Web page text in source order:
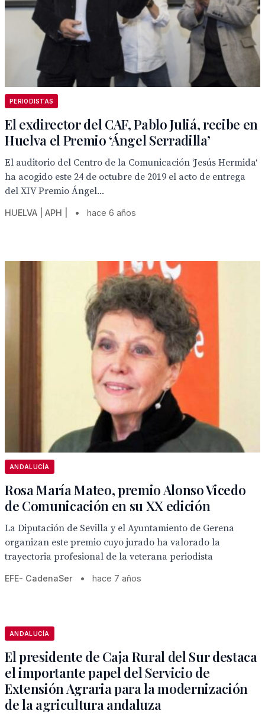
PERIODISTAS
El exdirector del CAF, Pablo Juliá, recibe en
Huelva el Premio ‘Ángel Serradilla’
El auditorio del Centro de la Comunicación ‘Jesús Hermida‘
ha acogido este 24 de octubre de 2019 el acto de entrega
del XIV Premio Ángel...
HUELVA | APH | • hace 6 años
ANDALUCÍA
Rosa María Mateo, premio Alonso Vicedo
de Comunicación en su XX edición
La Diputación de Sevilla y el Ayuntamiento de Gerena
organizan este premio cuyo jurado ha valorado la
trayectoria profesional de la veterana periodista
EFE- CadenaSer • hace 7 años
ANDALUCÍA
El presidente de Caja Rural del Sur destaca
el importante papel del Servicio de
Extensión Agraria para la modernización
de la agricultura andaluza